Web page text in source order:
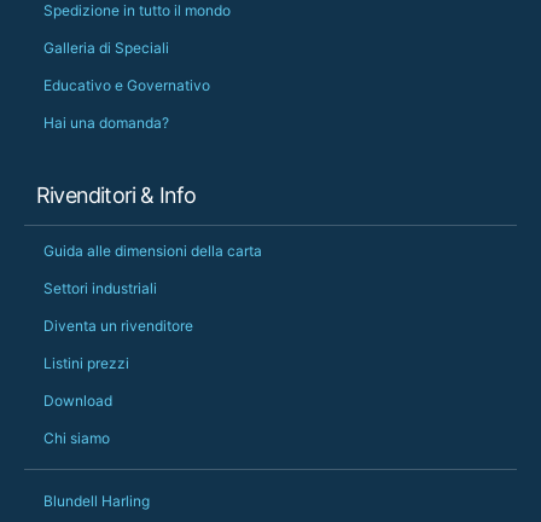
Spedizione in tutto il mondo
Galleria di Speciali
Educativo e Governativo
Hai una domanda?
Rivenditori & Info
Guida alle dimensioni della carta
Settori industriali
Diventa un rivenditore
Listini prezzi
Download
Chi siamo
Blundell Harling